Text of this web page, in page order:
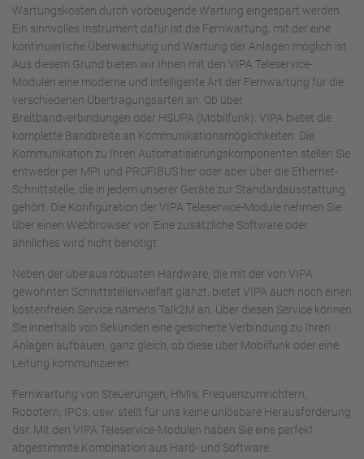
Wartungskosten durch vorbeugende Wartung eingespart werden.
Ein sinnvolles Instrument dafür ist die Fernwartung, mit der eine
kontinuierliche Überwachung und Wartung der Anlagen möglich ist.
Aus diesem Grund bieten wir Ihnen mit den VIPA Teleservice-
Modulen eine moderne und intelligente Art der Fernwartung für die
verschiedenen Übertragungsarten an. Ob über
Breitbandverbindungen oder HSUPA (Mobilfunk). VIPA bietet die
komplette Bandbreite an Kommunikationsmöglichkeiten. Die
Kommunikation zu Ihren Automatisierungskomponenten stellen Sie
entweder per MPI und PROFIBUS her oder aber über die Ethernet-
Schnittstelle, die in jedem unserer Geräte zur Standardausstattung
gehört. Die Konfiguration der VIPA Teleservice-Module nehmen Sie
über einen Webbrowser vor. Eine zusätzliche Software oder
ähnliches wird nicht benötigt.
Neben der überaus robusten Hardware, die mit der von VIPA
gewohnten Schnittstellenvielfalt glänzt, bietet VIPA auch noch einen
kostenfreien Service namens Talk2M an. Über diesen Service können
Sie innerhalb von Sekunden eine gesicherte Verbindung zu Ihren
Anlagen aufbauen, ganz gleich, ob diese über Mobilfunk oder eine
Leitung kommunizieren.
Fernwartung von Steuerungen, HMIs, Frequenzumrichtern,
Robotern, IPCs, usw. stellt für uns keine unlösbare Herausforderung
dar. Mit den VIPA Teleservice-Modulen haben Sie eine perfekt
abgestimmte Kombination aus Hard- und Software.